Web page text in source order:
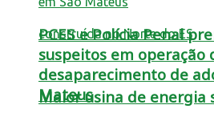
Maior usina de energia
PCES e Polícia Penal
suspeitos em operação
desaparecimento de
Mateus